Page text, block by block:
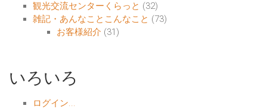
観光交流センターくらっと (32)
雑記・あんなことこんなこと (73)
お客様紹介 (31)
いろいろ
ログイン...